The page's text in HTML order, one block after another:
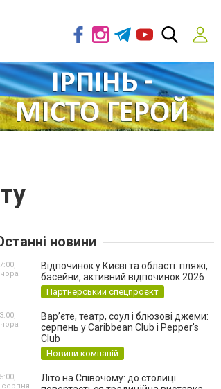
новини
Відпочинок у Києві та області: пляжі,
басейни, активний відпочинок 2026
Партнерський спецпроєкт
Вар’єте, театр, соул і блюзові джеми:
серпень у Caribbean Club і Pepper's
Club
Новини компаній
Літо на Співочому: до столиці
серпня